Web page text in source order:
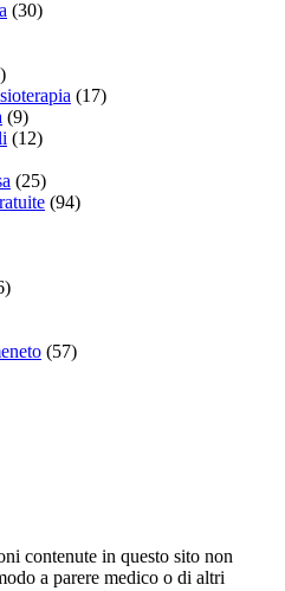
(30)
(17)
(9)
(12)
(25)
(94)
(57)
contenute in questo sito non
a parere medico o di altri